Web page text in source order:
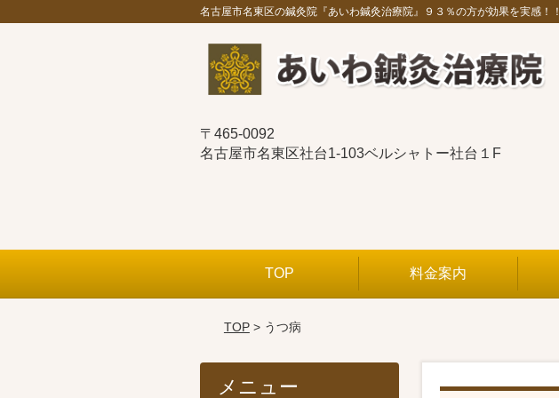
名古屋市名東区の鍼灸院『あいわ鍼灸治療院』９３％の方が効果を実感！！
〒465-0092
名古屋市名東区社台1-103ベルシャトー社台１F
TOP 料金案内
TOP> うつ病
メニュー